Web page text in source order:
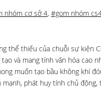
nhóm cơ sở 4, #gom nhóm
thể thiếu của chuỗi sự kiện
và mang tính văn hóa cao
muốn tạo bầu không khí
phát huy tính chủ